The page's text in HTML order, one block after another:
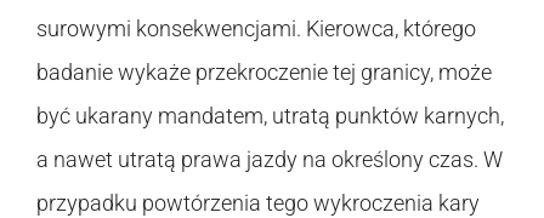
surowymi konsekwencjami. Kierowca, którego
badanie wykaże przekroczenie tej granicy, może
być ukarany mandatem, utratą punktów karnych,
a nawet utratą prawa jazdy na określony czas. W
przypadku powtórzenia tego wykroczenia kary